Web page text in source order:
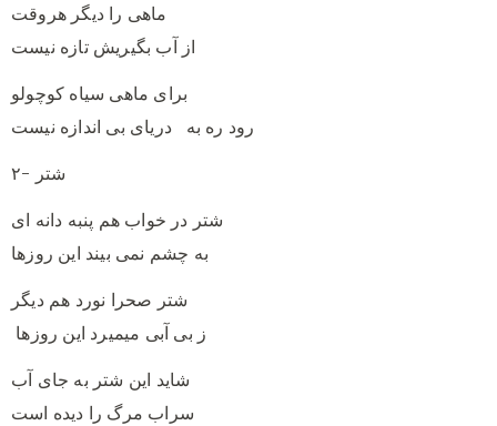
از آب بگیریش تازه نیست
رود ره به دریای بی‌ اندازه نیست
شتر در خواب هم پنبه دانه ای
به چشم نمی‌ بیند این روزها
شتر صحرا نورد هم دیگر
ز بی‌ آبی‌ میمیرد این روزها
شاید این شتر به جای آب
سراب مرگ را دیده است